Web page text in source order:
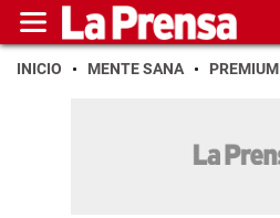
INICIO MENTE SANA PREMIUM